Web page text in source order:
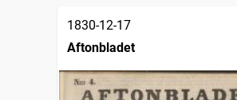
1830-12-17
Aftonbladet